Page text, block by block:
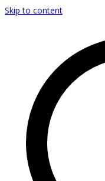
Skip to content